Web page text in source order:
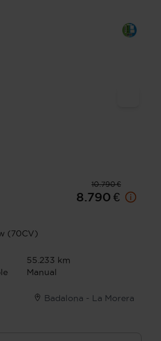
10.790 €
8.790 €
(70CV)
55.233 km
Manual
Badalona - La Morera